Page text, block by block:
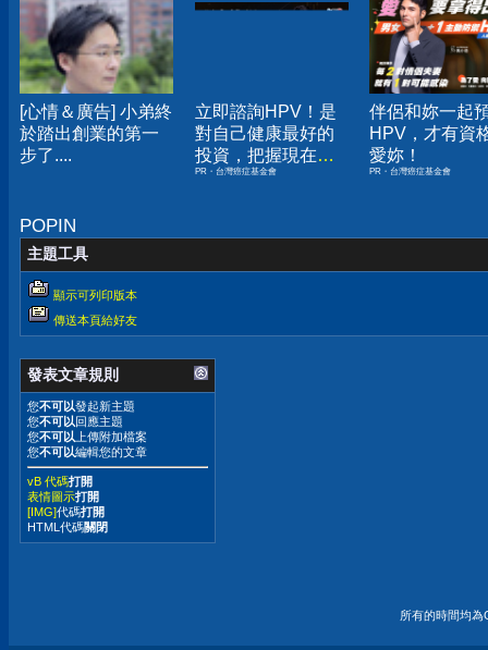
[心情＆廣告] 小弟終
於踏出創業的第一
步了....
立即諮詢HPV！是
對自己健康最好的
投資，把握現在不
嫌晚！
PR・台灣癌症基金會
伴侶和妳一起
HPV，才有資
愛妳！
PR・台灣癌症基金會
POPIN
主題工具
顯示可列印版本
傳送本頁給好友
發表文章規則
您不可以發起新主題
您不可以回應主題
您不可以 上傳附加檔案
您不可以編輯您的文章
vB 代碼打開
表情圖示打開
[IMG]代碼打開
HTML代碼關閉
所有的時間均為